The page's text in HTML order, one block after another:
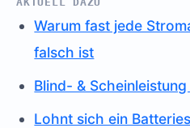
Warum fast jede
falsch ist
Blind- &
Lohnt sich ein